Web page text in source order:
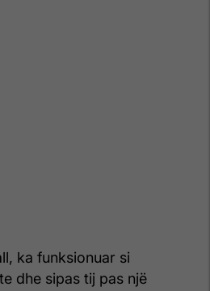
ka funksionuar si
dhe sipas tij pas një